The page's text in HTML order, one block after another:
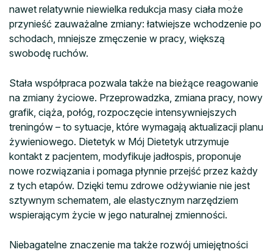
nawet relatywnie niewielka redukcja masy ciała może
przynieść zauważalne zmiany: łatwiejsze wchodzenie po
schodach, mniejsze zmęczenie w pracy, większą
swobodę ruchów.
Stała współpraca pozwala także na bieżące reagowanie
na zmiany życiowe. Przeprowadzka, zmiana pracy, nowy
grafik, ciąża, połóg, rozpoczęcie intensywniejszych
treningów – to sytuacje, które wymagają aktualizacji planu
żywieniowego. Dietetyk w Mój Dietetyk utrzymuje
kontakt z pacjentem, modyfikuje jadłospis, proponuje
nowe rozwiązania i pomaga płynnie przejść przez każdy
z tych etapów. Dzięki temu zdrowe odżywianie nie jest
sztywnym schematem, ale elastycznym narzędziem
wspierającym życie w jego naturalnej zmienności.
Niebagatelne znaczenie ma także rozwój umiejętności